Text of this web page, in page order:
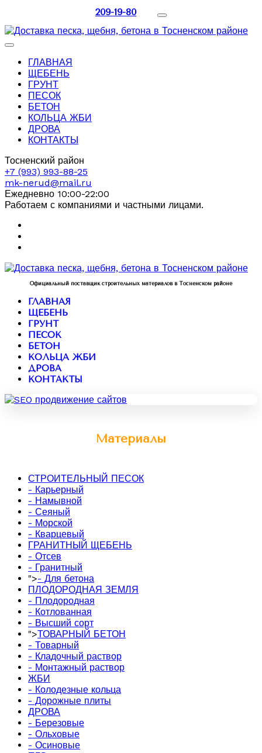
209-19-80
ГЛАВНАЯ
ЩЕБЕНЬ
ГРУНТ
ПЕСОК
БЕТОН
КОЛЬЦА ЖБИ
ДРОВА
КОНТАКТЫ
Тосненский район
+7 (993) 993-88-25
mk-nerud@mail.ru
Ежедневно 10:00-22:00
Работаем с компаниями и частными лицами.
Официальный поставщик строительных материалов в Тосненском районе
ГЛАВНАЯ
ЩЕБЕНЬ
ГРУНТ
ПЕСОК
БЕТОН
КОЛЬЦА ЖБИ
ДРОВА
КОНТАКТЫ
Материалы
СТРОИТЕЛЬНЫЙ ПЕСОК
- Карьерный
- Намывной
- Сеяный
- Морской
- Кварцевый
ГРАНИТНЫЙ ЩЕБЕНЬ
- Отсев
- Гранитный
">- Для бетона
ПЛОДОРОДНАЯ ЗЕМЛЯ
- Плодородная
- Котлованная
- Высший сорт
">ТОВАРНЫЙ БЕТОН
- Товарный
- Кладочный раствор
- Монтажный раствор
ЖБИ
- Колодезные кольца
- Дорожные плиты
ДРОВА
- Березовые
- Ольховые
- Осиновые